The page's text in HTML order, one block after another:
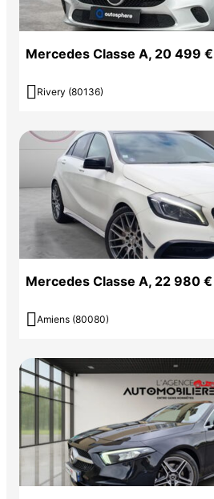
Mercedes Classe A, 20 499 €
 Rivery (80136)
Mercedes Classe A, 22 980 €
 Amiens (80080)